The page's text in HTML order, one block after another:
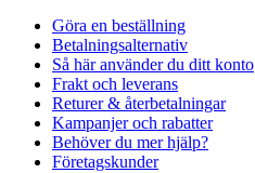
Göra en beställning
Betalningsalternativ
Så här använder du ditt konto
Frakt och leverans
Returer & återbetalningar
Kampanjer och rabatter
Behöver du mer hjälp?
Företagskunder